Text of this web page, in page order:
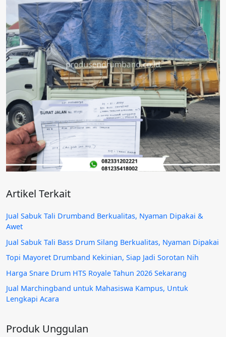
Artikel Terkait
Jual Sabuk Tali Drumband Berkualitas, Nyaman Dipakai &
Awet
Jual Sabuk Tali Bass Drum Silang Berkualitas, Nyaman Dipakai
Topi Mayoret Drumband Kekinian, Siap Jadi Sorotan Nih
Harga Snare Drum HTS Royale Tahun 2026 Sekarang
Jual Marchingband untuk Mahasiswa Kampus, Untuk
Lengkapi Acara
Produk Unggulan